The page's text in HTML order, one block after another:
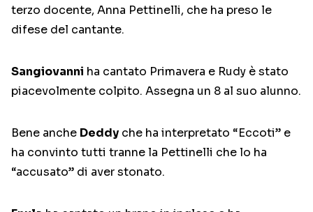
terzo docente, Anna Pettinelli, che ha preso le
difese del cantante.
Sangiovanni ha cantato Primavera e Rudy è stato
piacevolmente colpito. Assegna un 8 al suo alunno.
Bene anche Deddy che ha interpretato “Eccoti” e
ha convinto tutti tranne la Pettinelli che lo ha
“accusato” di aver stonato.